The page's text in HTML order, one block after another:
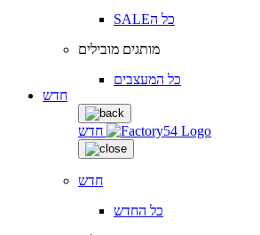
SALEכל ה
מותגים מובילים
כל המעצבים
חדש
חדש
חדש
כל החדש